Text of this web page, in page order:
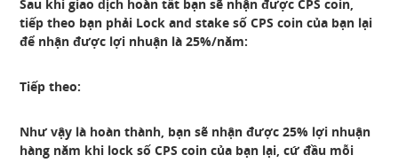
Sau khi giao dịch hoàn tất bạn sẽ nhận được CPS coin,
tiếp theo bạn phải Lock and stake số CPS coin của bạn lại
để nhận được lợi nhuận là 25%/năm:
Tiếp theo:
Như vậy là hoàn thành, bạn sẽ nhận được 25% lợi nhuận
hàng năm khi lock số CPS coin của bạn lại, cứ đầu mỗi